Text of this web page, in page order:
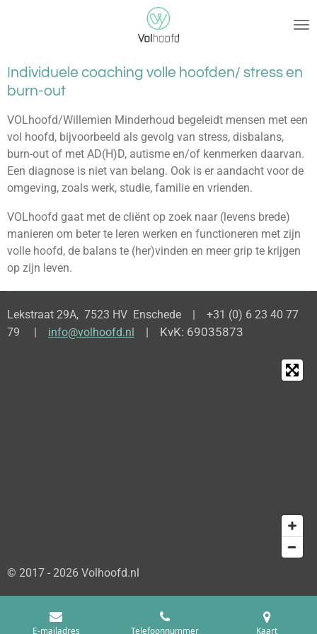
de
hoofdinhoud
Individuele coaching volle hoofden/ stress en
burn-out
VOLhoofd/Willemien Minderhoud begeleidt mensen met een
vol hoofd, bijvoorbeeld als gevolg van stress, disbalans,
burn-out of met AD(H)D, autisme en/of kenmerken daarvan.
Een diagnose is niet van belang. Ook is er aandacht voor de
omgeving, zoals werk, studie, familie en vrienden.
VOLhoofd gaat met de cliënt op zoek naar (levens brede)
manieren om beter te leren werken en functioneren met zijn
volle hoofd, de balans te (her)vinden en meer grip te krijgen
op zijn leven.
Lekstraat 29A, 7523 HV Enschede | +31 (0) 6 23 40 77
79 | info@volhoofd.nl | KvK: 69035873
© 2017 - 2026 Volhoofd.nl
E-mailadres Telefoonnummer Kaart